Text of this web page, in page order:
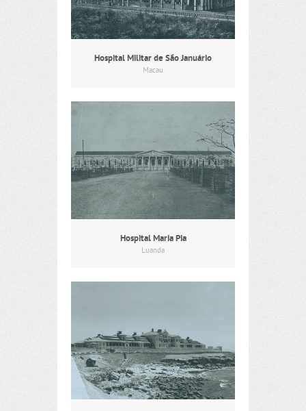
Hospital Militar de São Januário
Macau
Hospital Maria Pia
Luanda